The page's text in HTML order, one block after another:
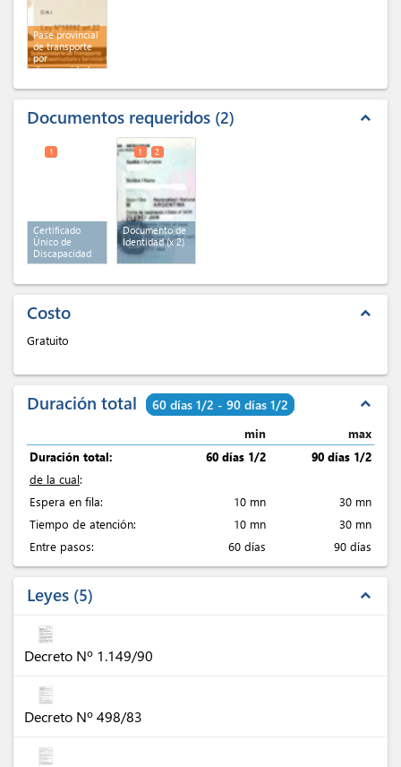
Pase provincial
de transporte
por
discapacidad
Documentos requeridos 2 expand_less
Certificado
Único de
Discapacidad
1
Documento de
Identidad(x 2)
1 2
Costo expand_less
Gratuito
Duración total 60 días 1/2 - 90 días 1/2 expand_less
min
max
Duración total:
60 días 1/2
90 días 1/2
de la cual:
Espera en fila:
10 mn
30 mn
Tiempo de atención:
10 mn
30 mn
Entre pasos:
60 días 90 días
Leyes 5 expand_less
Decreto Nº 1.149/90
Decreto Nº 498/83